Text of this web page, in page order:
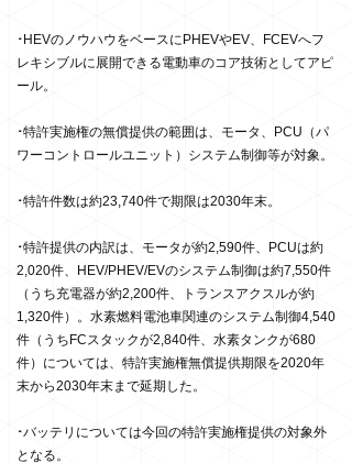
･HEVのノウハウをベースにPHEVやEV、FCEVへフ
レキシブルに展開できる電動車のコア技術としてアピ
ール。
･特許実施権の無償提供の範囲は、モータ、PCU（パ
ワーコントロールユニット）システム制御等が対象。
･特許件数は約23,740件で期限は2030年末。
･特許提供の内訳は、モータが約2,590件、PCUは約
2,020件、HEV/PHEV/EVのシステム制御は約7,550件
（うち充電器が約2,200件、トランスアクスルが約
1,320件）。水素燃料電池車関連のシステム制御4,540
件（うちFCスタックが2,840件、水素タンクが680
件）については、特許実施権無償提供期限を2020年
末から2030年末まで延期した。
･バッテリについては今回の特許実施権提供の対象外
となる。